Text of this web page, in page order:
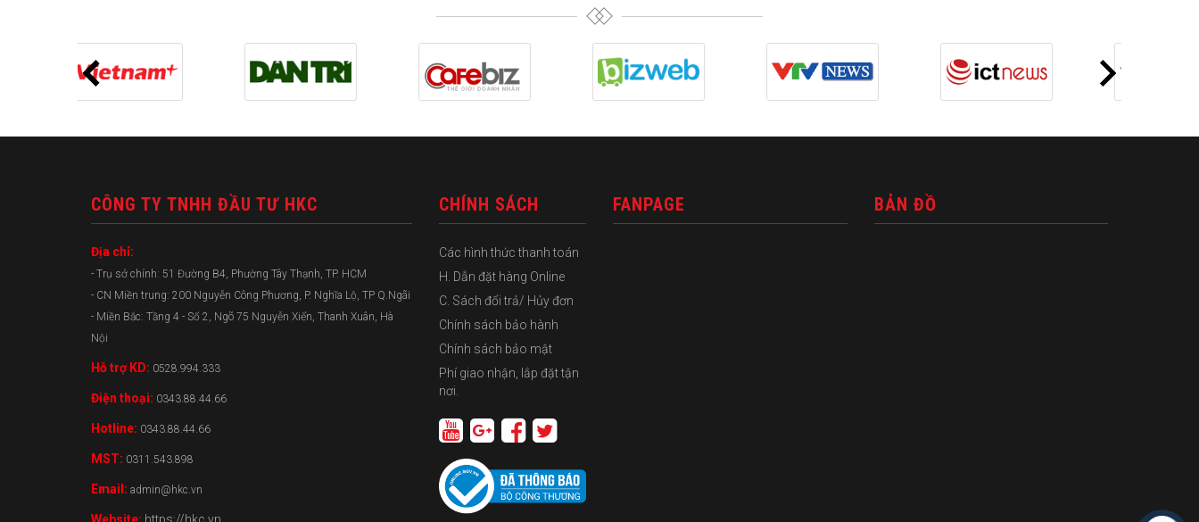
CÔNG TY TNHH ĐẦU TƯ HKC
Địa chỉ:
- Trụ sở chính: 51 Đường B4, Phường Tây Thạnh, TP. HCM
- CN Miền trung: 200 Nguyễn Công Phương, P. Nghĩa Lộ, TP Q.Ngãi
- Miền Bắc: Tầng 4 - Số 2, Ngõ 75 Nguyễn Xiển, Thanh Xuân, Hà
Nội
Hỗ trợ KD: 0528.994.333
Điện thoại: 0343.88.44.66
Hotline: 0343.88.44.66
MST: 0311.543.898
Email: admin@hkc.vn
CHÍNH SÁCH
Các hình thức thanh toán
H. Dẫn đặt hàng Online
C. Sách đổi trả/ Hủy đơn
Chính sách bảo hành
Chính sách bảo mật
Phí giao nhận, lắp đặt tận
nơi.
FANPAGE BẢN ĐỒ